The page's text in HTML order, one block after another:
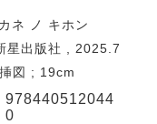
ネ ノ キホン
星出版社 , 2025.7
図 ; 19cm
978440512044
0